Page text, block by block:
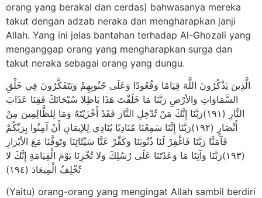
orang yang berakal dan cerdas) bahwasanya mereka
takut dengan adzab neraka dan mengharapkan janji
Allah. Yang ini jelas bantahan terhadap Al-Ghozali yang
menganggap orang yang mengharapkan surga dan
takut neraka sebagai orang yang dungu.
الَّذِينَ يَذْكُرُونَ اللَّهَ قِيَامًا وَقُعُودًا وَعَلَى جُنُوبِهِمْ وَيَتَفَكَّرُونَ فِي خَلْقِ
السَّمَاوَاتِ وَالأرْضِ رَبَّنَا مَا خَلَقْتَ هَذَا بَاطِلا سُبْحَانَكَ فَقِنَا عَذَابَ
النَّارِ (١٩١)رَبَّنَا إِنَّكَ مَنْ تُدْخِلِ النَّارَ فَقَدْ أَخْزَيْتَهُ وَمَا لِلظَّالِمِينَ مِنْ
أَنْصَارٍ (١٩٢)رَبَّنَا إِنَّنَا سَمِعْنَا مُنَادِيًا يُنَادِي لِلإيمَانِ أَنْ آمِنُوا بِرَبِّكُمْ
فَآمَنَّا رَبَّنَا فَاغْفِرْ لَنَا ذُنُوبَنَا وَكَفِّرْ عَنَّا سَيِّئَاتِنَا وَتَوَفَّنَا مَعَ الأبْرَارِ
(١٩٣)رَبَّنَا وَآتِنَا مَا وَعَدْتَنَا عَلَى رُسُلِكَ وَلا تُخْزِنَا يَوْمَ الْقِيَامَةِ إِنَّكَ لا
تُخْلِفُ الْمِيعَادَ (١٩٤)
(Yaitu) orang-orang yang mengingat Allah sambil berdiri